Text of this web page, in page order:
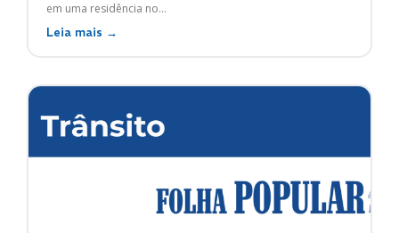
em uma residência no...
Leia mais →